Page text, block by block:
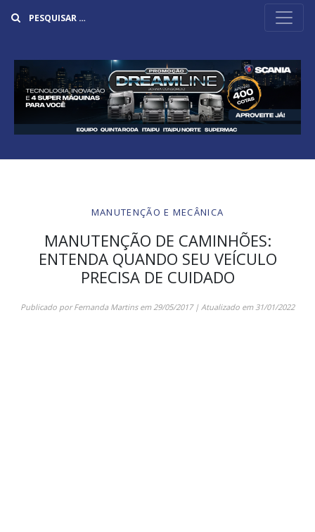
MANUTENÇÃO E MECÂNICA
MANUTENÇÃO DE CAMINHÕES:
ENTENDA QUANDO SEU VEÍCULO
PRECISA DE CUIDADO
Publicado porFernanda Martinsem29/05/2017| Atualizado em31/01/2022